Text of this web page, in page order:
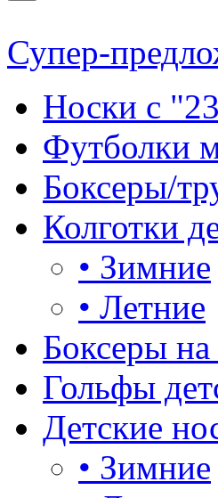
Супер-
Носки с
Футболки
Боксеры/
Колготки
• Зимние
• Летние
Боксеры на
Гольфы
Детские
• Зимние